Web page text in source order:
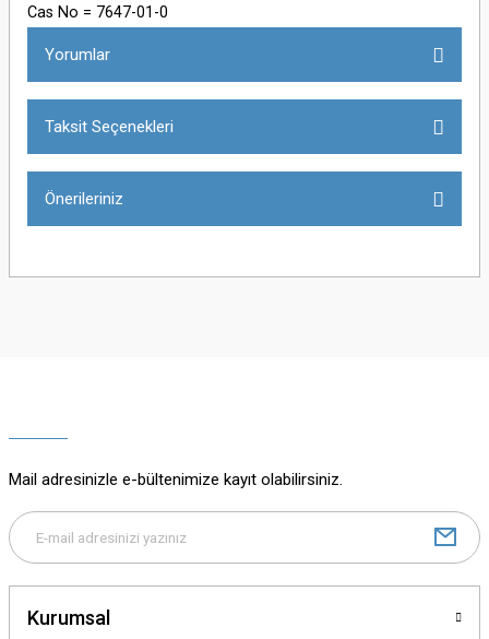
Cas No = 7647-01-0
Yorumlar
Taksit Seçenekleri
Önerileriniz
Ürün açıklamasında eksik bilgiler bulunuyor.
Ürün bilgilerinde hatalar bulunuyor.
Bu ürüne benzer farklı alternatifler olmalı.
Mail adresinizle e-bültenimize kayıt olabilirsiniz.
Kurumsal